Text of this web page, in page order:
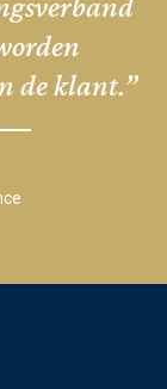
de klant.”